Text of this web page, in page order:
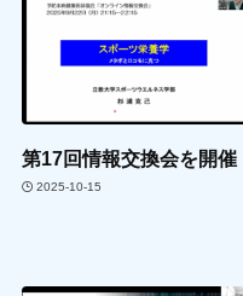
第17回情報交換会を開催
2025-10-15